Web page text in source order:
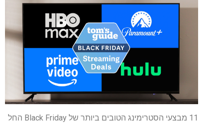
11 מבצעי הסטרימינג הטובים ביותר של Black Friday החל